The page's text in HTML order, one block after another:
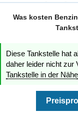
Was kosten
Diese Tankstelle hat
daher leider nicht zur
Tankstelle in der Nähe